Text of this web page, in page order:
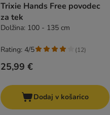
Trixie Hands Free povodec
za tek
Dolžina: 100 - 135 cm
25,99 €
Rating: 4/5 (12)
Dodaj v košarico